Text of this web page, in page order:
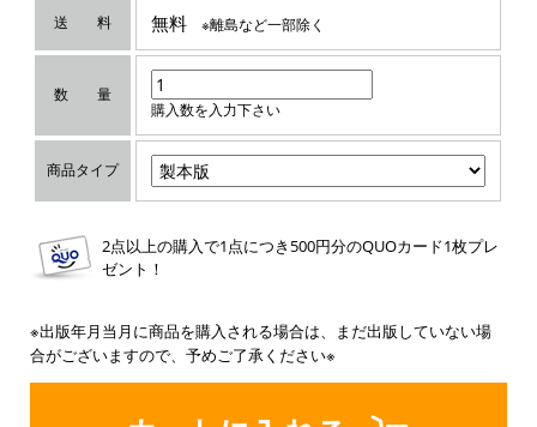
送 料 無料 ※離島など一部除く
数 量
購入数を入力下さい
商品タイプ
2点以上の購入で1点につき500円分のQUOカード1枚プレ
ゼント！
※出版年月当月に商品を購入される場合は、まだ出版していない場
合がございますので、予めご了承ください※